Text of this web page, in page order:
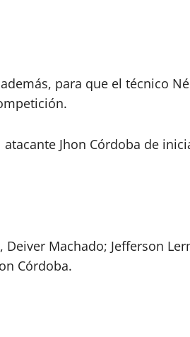
para que el técnico
Jhon Córdoba de
Machado; Jefferson
Córdoba.